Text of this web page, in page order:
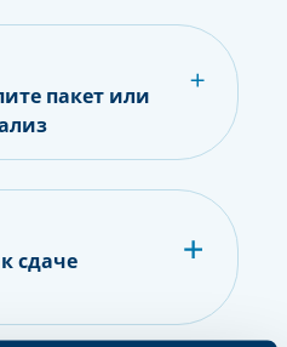
пакет или
сдаче